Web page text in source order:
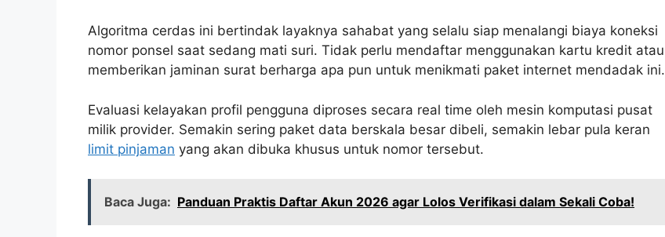
Algoritma cerdas ini bertindak layaknya sahabat yang selalu siap menalangi biaya koneksi
nomor ponsel saat sedang mati suri. Tidak perlu mendaftar menggunakan kartu kredit atau
memberikan jaminan surat berharga apa pun untuk menikmati paket internet mendadak ini.
Evaluasi kelayakan profil pengguna diproses secara real time oleh mesin komputasi pusat
milik provider. Semakin sering paket data berskala besar dibeli, semakin lebar pula keran
limit pinjaman yang akan dibuka khusus untuk nomor tersebut.
Baca Juga: Panduan Praktis Daftar Akun 2026 agar Lolos Verifikasi dalam Sekali Coba!